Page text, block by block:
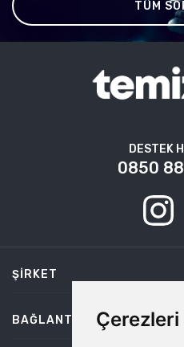
TÜM
DESTEK
0850
ŞIRKET
BAĞLANTILAR